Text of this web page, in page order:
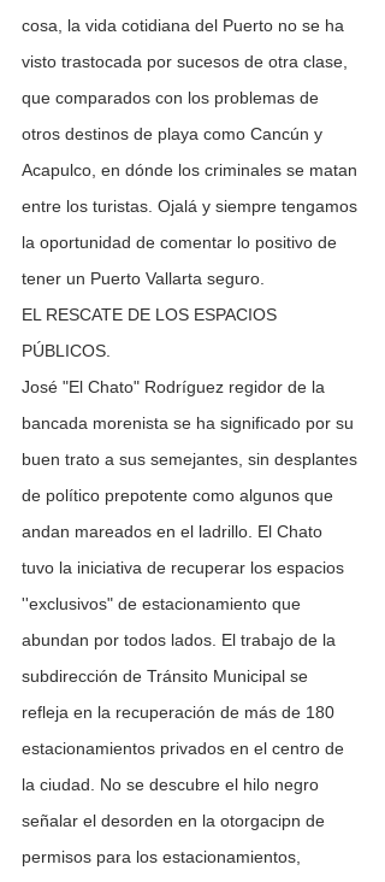
cosa, la vida cotidiana del Puerto no se ha
visto trastocada por sucesos de otra clase,
que comparados con los problemas de
otros destinos de playa como Cancún y
Acapulco, en dónde los criminales se matan
entre los turistas. Ojalá y siempre tengamos
la oportunidad de comentar lo positivo de
tener un Puerto Vallarta seguro.
EL RESCATE DE LOS ESPACIOS
PÚBLICOS.
José "El Chato" Rodríguez regidor de la
bancada morenista se ha significado por su
buen trato a sus semejantes, sin desplantes
de político prepotente como algunos que
andan mareados en el ladrillo. El Chato
tuvo la iniciativa de recuperar los espacios
''exclusivos" de estacionamiento que
abundan por todos lados. El trabajo de la
subdirección de Tránsito Municipal se
refleja en la recuperación de más de 180
estacionamientos privados en el centro de
la ciudad. No se descubre el hilo negro
señalar el desorden en la otorgacipn de
permisos para los estacionamientos,